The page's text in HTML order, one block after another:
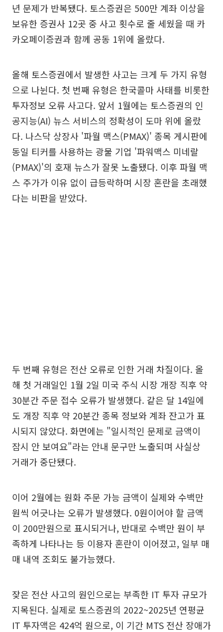
년 문제가 반복됐다. 토스증권은 500만 계좌 이상을
보유한 증권사 12곳 중 사고 횟수로 줄 세웠을 때 카
카오페이증권과 함께 공동 1위에 올랐다.
올해 토스증권에서 발생한 사고는 크게 두 가지 유형
으로 나뉜다. 첫 번째 유형은 한국콜마 사태를 비롯한
투자정보 오류 사고다. 앞서 1월에는 토스증권의 인
공지능(AI) 뉴스 서비스의 정확성이 도마 위에 올랐
다. 나스닥 상장사 '파월 맥스(PMAX)' 종목 게시판에
동일 티커를 사용하는 광물 기업 '파워맥스 미네랄
(PMAX)'의 호재 뉴스가 잘못 노출됐다. 이후 파월 맥
스 주가가 이유 없이 급등락하며 시장 혼란을 초래했
다는 비판을 받았다.
두 번째 유형은 전산 오류로 인한 거래 차질이다. 올
해 첫 거래일인 1월 2일 미국 주식 시장 개장 직후 약
30분간 주문 접수 오류가 발생했다. 같은 달 14일에
도 개장 직후 약 20분간 종목 정보와 계좌 잔고가 표
시되지 않았다. 화면에는 "일시적인 문제로 금액이
잠시 안 보여요"라는 안내 문구만 노출되며 사실상
거래가 중단됐다.
이어 2월에는 원화 주문 가능 금액이 실제와 수백만
원씩 어긋나는 오류가 발생했다. 0원이어야 할 금액
이 200만원으로 표시되거나, 반대로 수백만 원이 부
족하게 나타나는 등 이용자 혼란이 이어졌고, 일부 매
매 내역 조회도 불가능했다.
잦은 전산 사고의 원인으로는 부족한 IT 투자 규모가
지목된다. 실제로 토스증권의 2022~2025년 연평균
IT 투자액은 424억 원으로, 이 기간 MTS 전산 장애가